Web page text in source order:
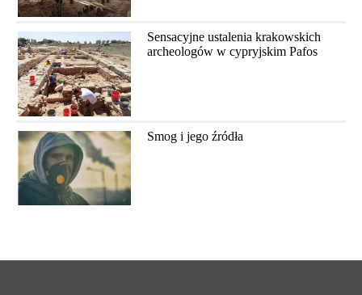
Sensacyjne ustalenia krakowskich
archeologów w cypryjskim Pafos
Smog i jego źródła